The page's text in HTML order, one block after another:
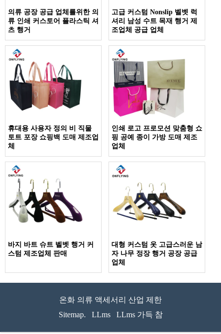
의류 공장 공급 업체를위한 의
류 인쇄 커스토어 플라스틱 셔
츠 행거
고급 커스텀 Nonslip 벨벳 럭
셔리 남성 수트 목재 행거 제
조업체 공급 업체
휴대용 사용자 정의 비 직물
토트 포장 쇼핑백 도매 제조업
체
인쇄 로고 프로모션 맞춤형 쇼
핑 공예 종이 가방 도매 제조
업체
바지 바트 슈트 벨벳 행거 커
스텀 제조업체 판매
대형 커스텀 옷 고급스러운 남
자 나무 정장 행거 공장 공급
업체
온화 의류 액세서리 산업 제한
Sitemap.
LLms LLms 가득 참